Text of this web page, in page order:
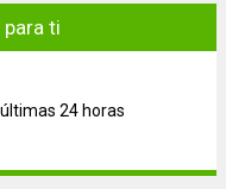
ti
24 horas